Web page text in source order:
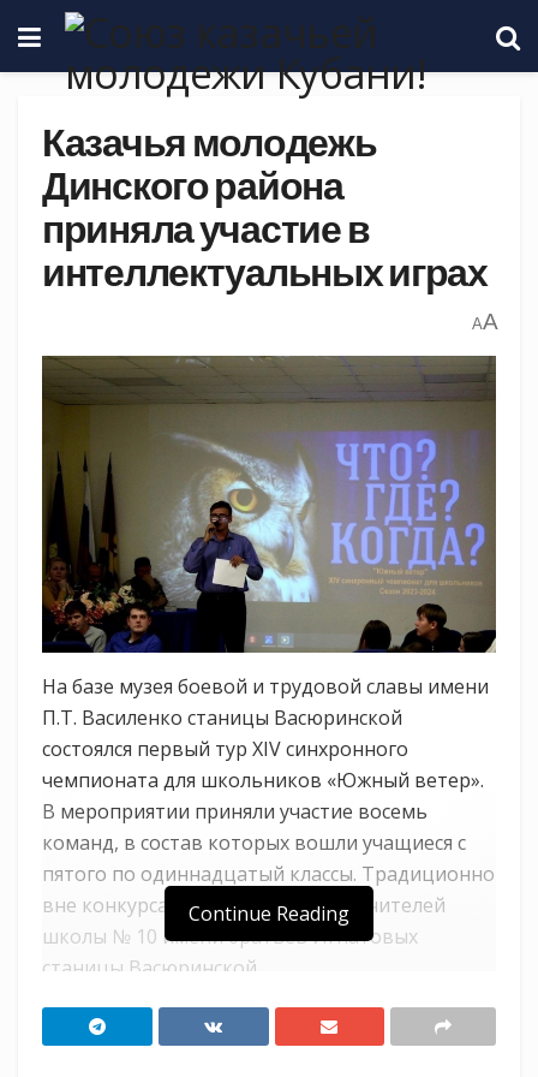
Казачья молодежь
Динского района
приняла участие в
интеллектуальных играх
AA
На базе музея боевой и трудовой славы имени
П.Т. Василенко станицы Васюринской
состоялся первый тур XIV синхронного
чемпионата для школьников «Южный ветер».
В мероприятии приняли участие восемь
команд, в состав которых вошли учащиеся с
пятого по одиннадцатый классы. Традиционно
вне конкурса выступала сборная учителей
школы № 10 имени братьев Игнатовых
станицы Васюринской.
Каждый тур игр проходил в формате «Что?
Где? Когда?». Учащиеся отвечали на 24 вопроса
Continue Reading